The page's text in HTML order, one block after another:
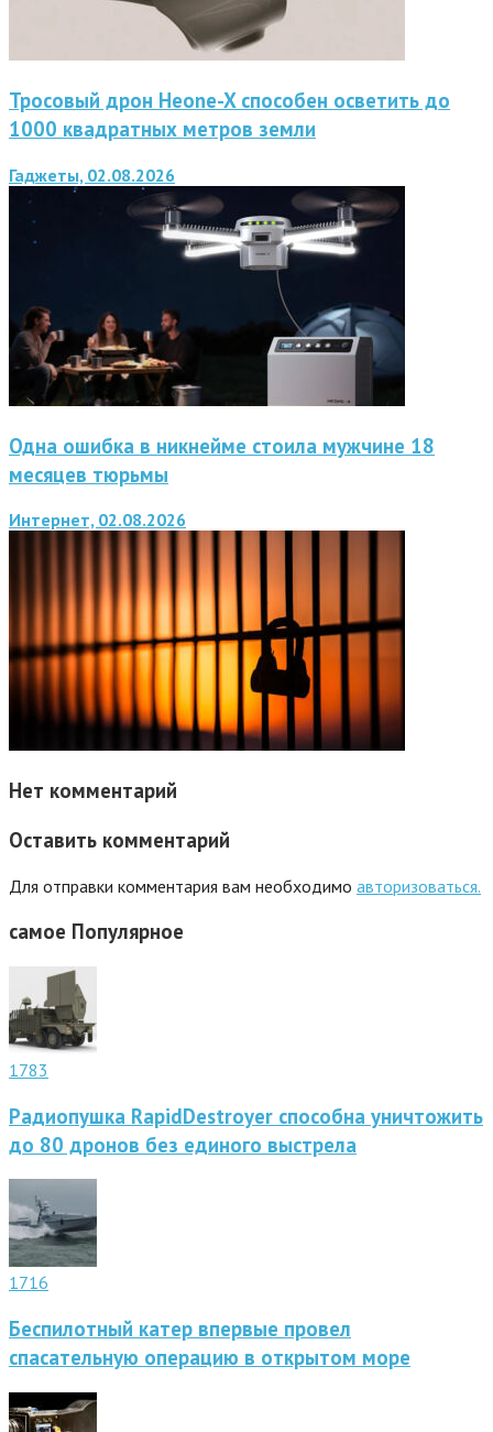
Тросовый дрон Heone-X способен осветить до
1000 квадратных метров земли
Гаджеты, 02.08.2026
Одна ошибка в никнейме стоила мужчине 18
месяцев тюрьмы
Интернет, 02.08.2026
Нет комментарий
Оставить комментарий
Для отправки комментария вам необходимо авторизоваться.
самое Популярное
1783
Радиопушка RapidDestroyer способна уничтожить
до 80 дронов без единого выстрела
1716
Беспилотный катер впервые провел
спасательную операцию в открытом море